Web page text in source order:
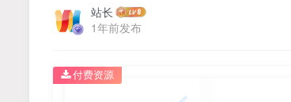
站长
1年前发布
付费资源